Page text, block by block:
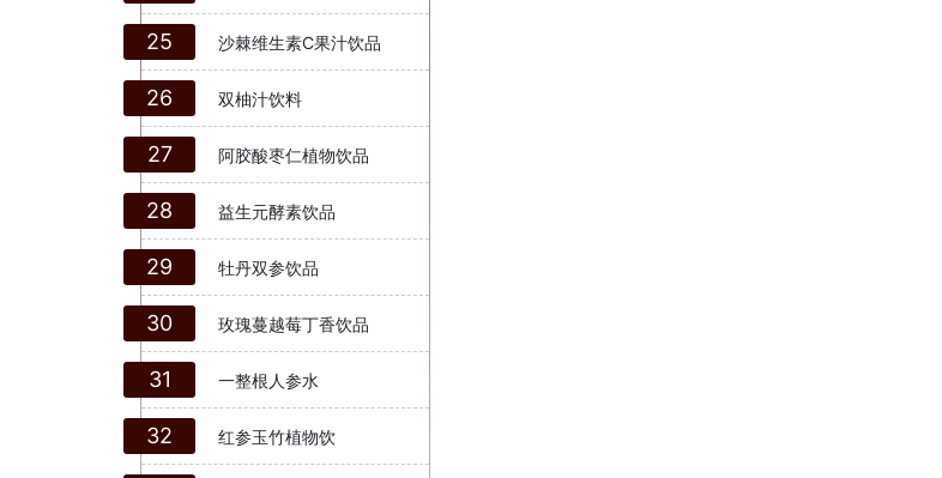
25 沙棘维生素C果汁饮品
26 双柚汁饮料
27 阿胶酸枣仁植物饮品
28 益生元酵素饮品
29 牡丹双参饮品
30 玫瑰蔓越莓丁香饮品
31 一整根人参水
32 红参玉竹植物饮